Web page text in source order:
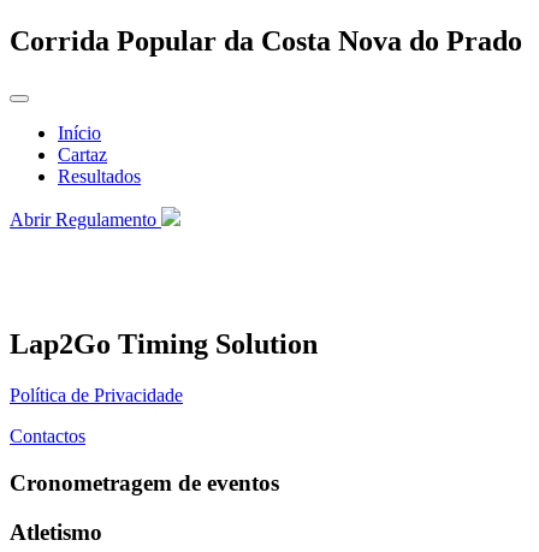
Corrida Popular da Costa Nova do Prado
Início
Cartaz
Resultados
Abrir Regulamento
Lap2Go Timing Solution
Política de Privacidade
Contactos
Cronometragem de eventos
Atletismo